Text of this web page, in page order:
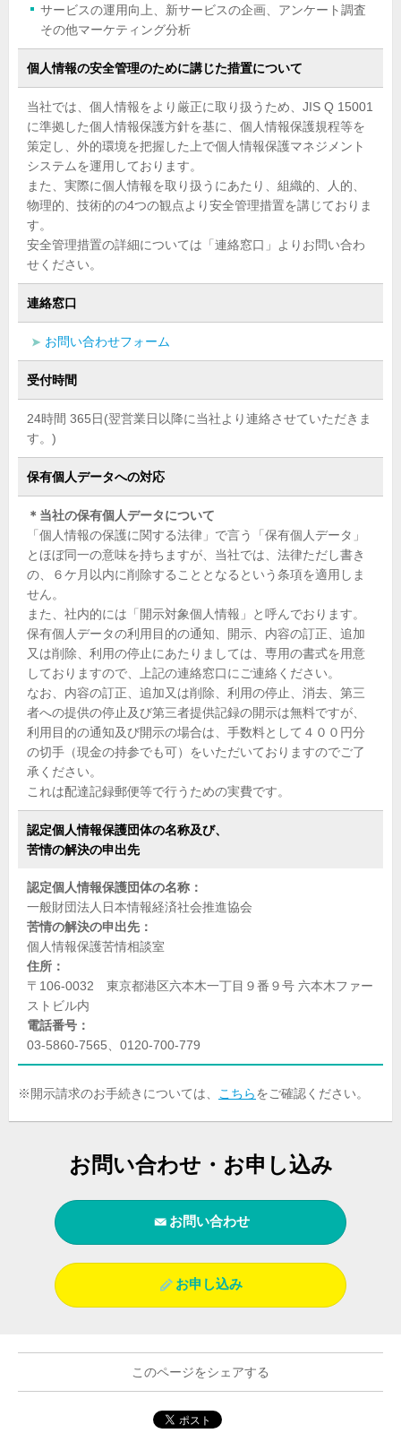
サービスの運用向上、新サービスの企画、アンケート調査
その他マーケティング分析
個人情報の安全管理のために講じた措置について
当社では、個人情報をより厳正に取り扱うため、JIS Q 15001
に準拠した個人情報保護方針を基に、個人情報保護規程等を
策定し、外的環境を把握した上で個人情報保護マネジメント
システムを運用しております。
また、実際に個人情報を取り扱うにあたり、組織的、人的、
物理的、技術的の4つの観点より安全管理措置を講じておりま
す。
安全管理措置の詳細については「連絡窓口」よりお問い合わ
せください。
連絡窓口
お問い合わせフォーム
受付時間
24時間 365日(翌営業日以降に当社より連絡させていただきま
す。)
保有個人データへの対応
＊当社の保有個人データについて
「個人情報の保護に関する法律」で言う「保有個人データ」
とほぼ同一の意味を持ちますが、当社では、法律ただし書き
の、６ケ月以内に削除することとなるという条項を適用しま
せん。
また、社内的には「開示対象個人情報」と呼んでおります。
保有個人データの利用目的の通知、開示、内容の訂正、追加
又は削除、利用の停止にあたりましては、専用の書式を用意
しておりますので、上記の連絡窓口にご連絡ください。
なお、内容の訂正、追加又は削除、利用の停止、消去、第三
者への提供の停止及び第三者提供記録の開示は無料ですが、
利用目的の通知及び開示の場合は、手数料として４００円分
の切手（現金の持参でも可）をいただいておりますのでご了
承ください。
これは配達記録郵便等で行うための実費です。
認定個人情報保護団体の名称及び、
苦情の解決の申出先
認定個人情報保護団体の名称：
一般財団法人日本情報経済社会推進協会
苦情の解決の申出先：
個人情報保護苦情相談室
住所：
〒106-0032 東京都港区六本木一丁目９番９号 六本木ファー
ストビル内
電話番号：
03-5860-7565、0120-700-779
※開示請求のお手続きについては、 こちらをご確認ください。
お問い合わせ・お申し込み
お問い合わせ
お申し込み
このページをシェアする